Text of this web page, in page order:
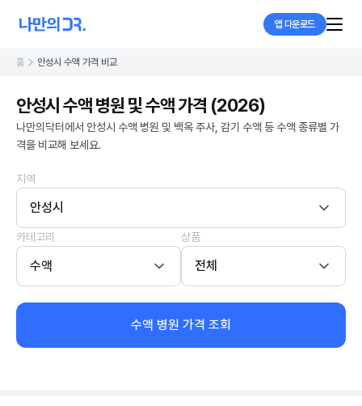
앱 다운로드
홈 안성시 수액 가격 비교
안성시 수액 병원 및 수액 가격 (2026)
나만의닥터에서 안성시 수액 병원 및 백옥 주사, 감기 수액 등 수액 종류별 가
격을 비교해 보세요.
지역
안성시
카테고리
수액
상품
전체
수액 병원 가격 조회